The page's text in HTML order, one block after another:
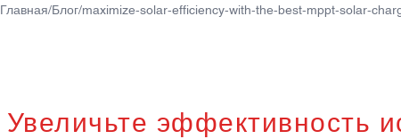
Главная/Блог/maximize-solar-efficiency-with-the-best-mppt-solar-
Увеличьте эффективность